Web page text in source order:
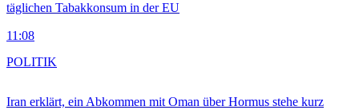
täglichen Tabakkonsum in der EU
11:08
Iran erklärt, ein Abkommen mit Oman über Hormus stehe kurz
POLITIK